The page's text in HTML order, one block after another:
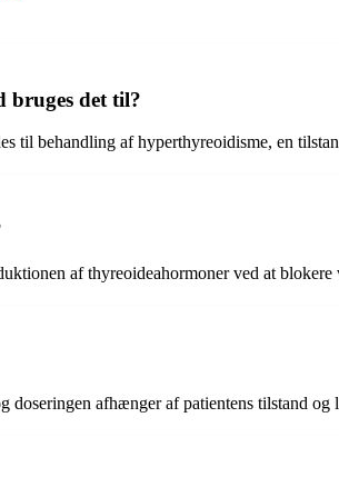
bruges det til?
til behandling af hyperthyreoidisme, en
af thyreoideahormoner ved at
doseringen afhænger af patientens tilstand